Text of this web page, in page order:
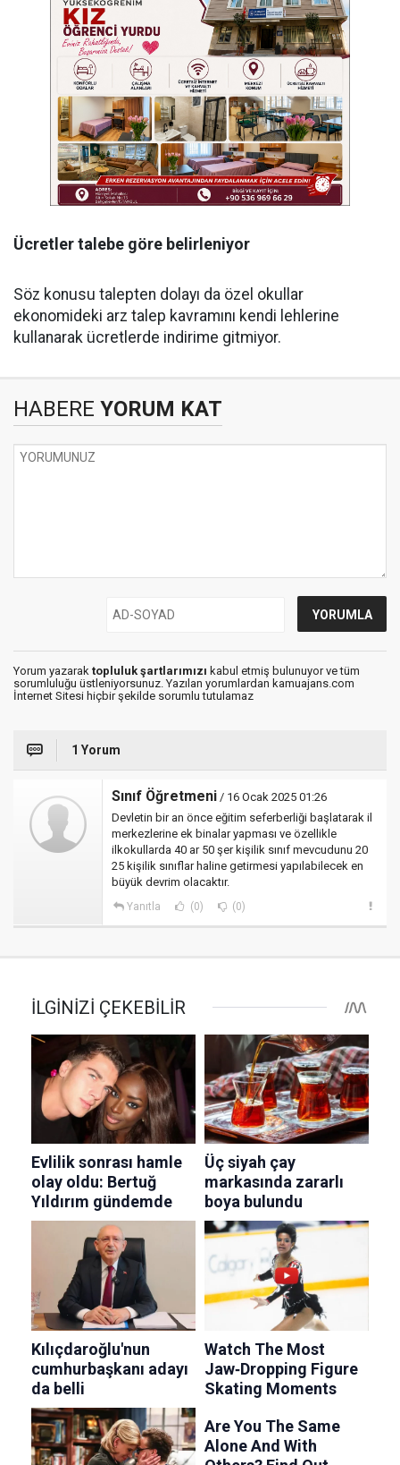
Ücretler talebe göre belirleniyor
Söz konusu talepten dolayı da özel okullar
ekonomideki arz talep kavramını kendi lehlerine
kullanarak ücretlerde indirime gitmiyor.
HABERE YORUM KAT
Yorum yazarak topluluk şartlarımızı kabul etmiş bulunuyor ve tüm
sorumluluğu üstleniyorsunuz. Yazılan yorumlardan kamuajans.com
İnternet Sitesi hiçbir şekilde sorumlu tutulamaz
1 Yorum
Sınıf Öğretmeni / 16 Ocak 2025 01:26
Devletin bir an önce eğitim seferberliği başlatarak il
merkezlerine ek binalar yapması ve özellikle
ilkokullarda 40 ar 50 şer kişilik sınıf mevcudunu 20
25 kişilik sınıflar haline getirmesi yapılabilecek en
büyük devrim olacaktır.
Yanıtla (0) (0)